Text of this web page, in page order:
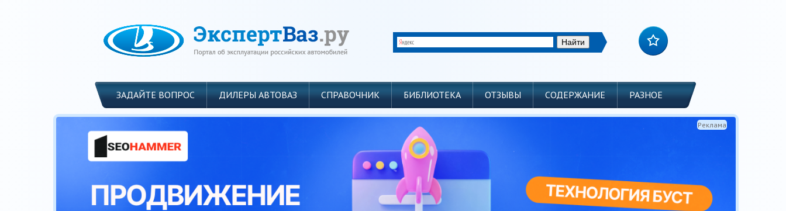
ЗАДАЙТЕ ВОПРОС ДИЛЕРЫ АВТОВАЗ СПРАВОЧНИК БИБЛИОТЕКА ОТЗЫВЫ СОДЕРЖАНИЕ РАЗНОЕ
Реклама